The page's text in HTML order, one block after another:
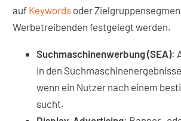
auf Keywords oder
Werbetreibenden festgelegt werden.
Suchmaschinenwerbung (SEA):
in den
wenn ein Nutzer nach einem
sucht.